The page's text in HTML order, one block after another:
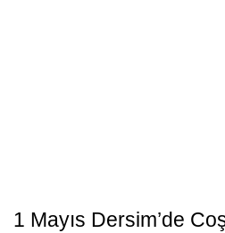
1 Mayıs Dersim’de